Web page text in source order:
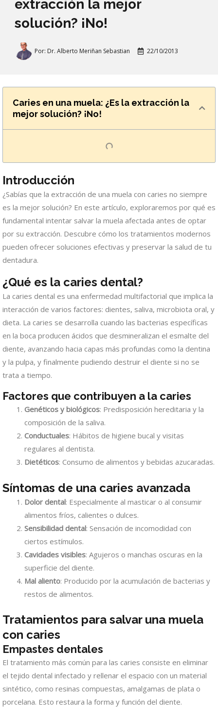
extracción la mejor
solución? ¡No!
Por: Dr. Alberto Meriñan Sebastian 22/10/2013
Caries en una muela: ¿Es la extracción la
mejor solución? ¡No!
Introducción
¿Sabías que la extracción de una muela con caries no siempre
es la mejor solución? En este artículo, exploraremos por qué es
fundamental intentar salvar la muela afectada antes de optar
por su extracción. Descubre cómo los tratamientos modernos
pueden ofrecer soluciones efectivas y preservar la salud de tu
dentadura.
¿Qué es la caries dental?
La caries dental es una enfermedad multifactorial que implica la
interacción de varios factores: dientes, saliva, microbiota oral, y
dieta. La caries se desarrolla cuando las bacterias específicas
en la boca producen ácidos que desmineralizan el esmalte del
diente, avanzando hacia capas más profundas como la dentina
y la pulpa, y finalmente pudiendo destruir el diente si no se
trata a tiempo.
Factores que contribuyen a la caries
Genéticos y biológicos: Predisposición hereditaria y la
composición de la saliva.
Conductuales: Hábitos de higiene bucal y visitas
regulares al dentista.
Dietéticos: Consumo de alimentos y bebidas azucaradas.
Síntomas de una caries avanzada
Dolor dental: Especialmente al masticar o al consumir
alimentos fríos, calientes o dulces.
Sensibilidad dental: Sensación de incomodidad con
ciertos estímulos.
Cavidades visibles: Agujeros o manchas oscuras en la
superficie del diente.
Mal aliento: Producido por la acumulación de bacterias y
restos de alimentos.
Tratamientos para salvar una muela
con caries
Empastes dentales
El tratamiento más común para las caries consiste en eliminar
el tejido dental infectado y rellenar el espacio con un material
sintético, como resinas compuestas, amalgamas de plata o
porcelana. Esto restaura la forma y función del diente.